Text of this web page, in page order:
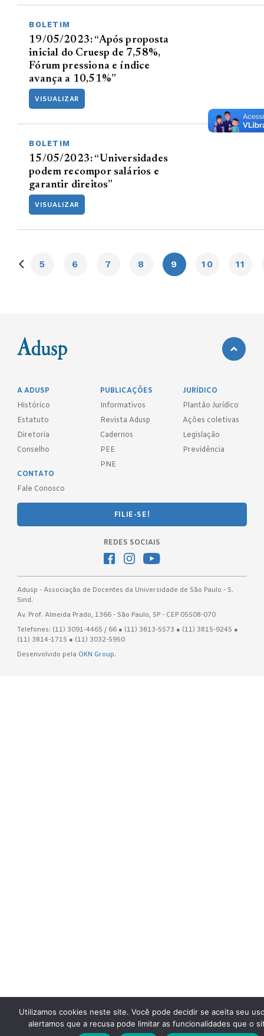
BOLETIM
19/05/2023: “Após proposta
inicial do Cruesp de 7,58%,
Fórum pressiona e índice
avança a 10,51%”
VISUALIZAR
BOLETIM
15/05/2023: “Universidades
podem recompor salários e
garantir direitos”
VISUALIZAR
5 6 7 8 9 10 11
A ADUSP
Histórico
Estatuto
Diretoria
Conselho
PUBLICAÇÕES
Informativos
Revista Adusp
Cadernos
PEE
PNE
JURÍDICO
Plantão Jurídico
Ações coletivas
Legislação
Previdência
CONTATO
Fale Conosco
FILIE-SE!
REDES SOCIAIS
Adusp - Associação de Docentes da Universidade de São Paulo - S.
Sind.
Av. Prof. Almeida Prado, 1366 - São Paulo, SP - CEP 05508-070
Telefones: (11) 3091-4465 / 66 ● (11) 3813-5573 ● (11) 3815-9245 ●
(11) 3814-1715 ● (11) 3032-5950
Desenvolvido pela OKN Group.
Utilizamos cookies neste site. Você pode decidir se aceita seu
alertamos que a recusa pode limitar as funcionalidades que o